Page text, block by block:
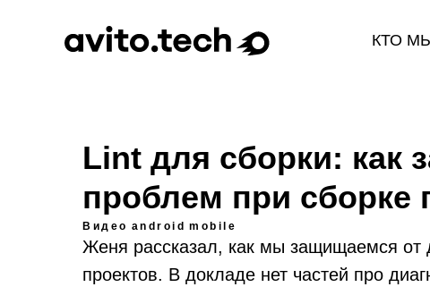
КТО
Lint для сборки: как
проблем при сборке
Видео android mobile
Женя рассказал, как мы защищаемся от
проектов. В докладе нет частей про